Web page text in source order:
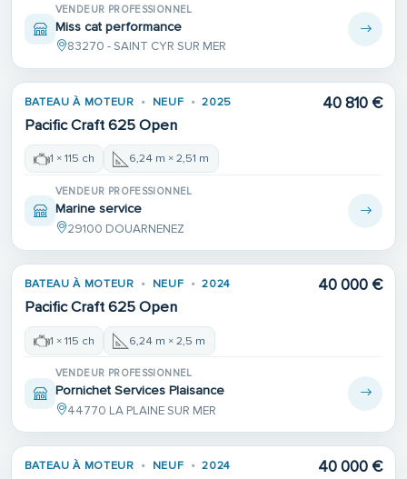
VENDEUR PROFESSIONNEL
Miss cat performance
83270 - SAINT CYR SUR MER
BATEAU À MOTEUR NEUF 2025
Pacific Craft 625 Open
40 810 €
1 × 115 ch 6,24 m × 2,51 m
VENDEUR PROFESSIONNEL
Marine service
29100 DOUARNENEZ
BATEAU À MOTEUR NEUF 2024
Pacific Craft 625 Open
40 000 €
1 × 115 ch 6,24 m × 2,5 m
VENDEUR PROFESSIONNEL
Pornichet Services Plaisance
44770 LA PLAINE SUR MER
BATEAU À MOTEUR NEUF 2024 40 000 €